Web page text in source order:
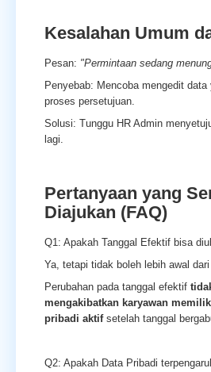
Kesalahan Umum
Pesan: "Permintaan sedang
Penyebab: Mencoba mengedit
proses persetujuan.
Solusi: Tunggu HR Admin
lagi.
Pertanyaan yang
Diajukan (FAQ)
Q1: Apakah Tanggal Efektif bisa
Ya, tetapi tidak boleh lebih awal dari
Perubahan pada tanggal efektif
mengakibatkan karyawan
pribadi aktifsetelah tanggal
Q2: Apakah Data Pribadi